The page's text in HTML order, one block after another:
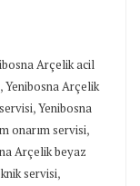
Arçelik acil
,Yenibosna Arçelik
,Yenibosna
onarım servisi,
Arçelik beyaz
servisi,